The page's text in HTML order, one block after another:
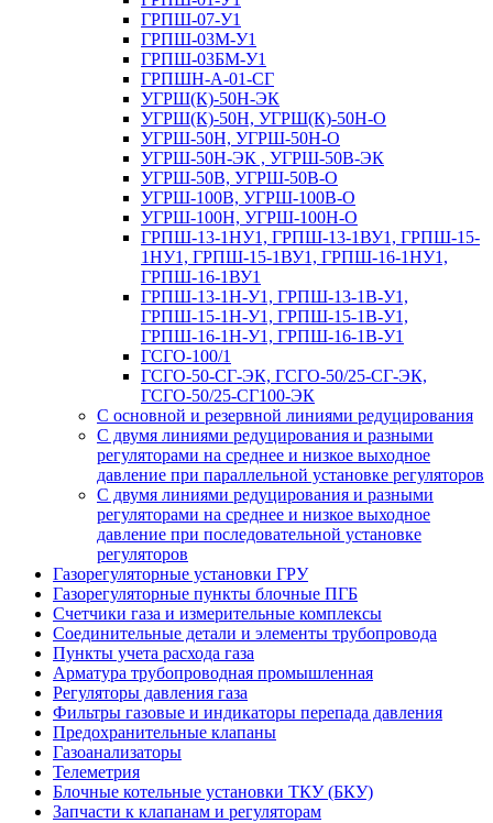
ГРПШ-07-У1
ГРПШ-03М-У1
ГРПШ-03БМ-У1
ГРПШН-А-01-СГ
УГРШ(К)-50Н-ЭК
УГРШ(К)-50Н, УГРШ(К)-50Н-О
УГРШ-50Н, УГРШ-50Н-О
УГРШ-50Н-ЭК , УГРШ-50В-ЭК
УГРШ-50В, УГРШ-50В-О
УГРШ-100В, УГРШ-100В-О
УГРШ-100Н, УГРШ-100Н-О
ГРПШ-13-1НУ1, ГРПШ-13-1ВУ1, ГРПШ-15-
1НУ1, ГРПШ-15-1ВУ1, ГРПШ-16-1НУ1,
ГРПШ-16-1ВУ1
ГРПШ-13-1Н-У1, ГРПШ-13-1В-У1,
ГРПШ-15-1Н-У1, ГРПШ-15-1В-У1,
ГРПШ-16-1Н-У1, ГРПШ-16-1В-У1
ГСГО-100/1
ГСГО-50-СГ-ЭК, ГСГО-50/25-СГ-ЭК,
ГСГО-50/25-СГ100-ЭК
С основной и резервной линиями редуцирования
С двумя линиями редуцирования и разными
регуляторами на среднее и низкое выходное
давление при параллельной установке регуляторов
С двумя линиями редуцирования и разными
регуляторами на среднее и низкое выходное
давление при последовательной установке
регуляторов
Газорегуляторные установки ГРУ
Газорегуляторные пункты блочные ПГБ
Счетчики газа и измерительные комплексы
Соединительные детали и элементы трубопровода
Пункты учета расхода газа
Арматура трубопроводная промышленная
Регуляторы давления газа
Фильтры газовые и индикаторы перепада давления
Предохранительные клапаны
Газоанализаторы
Телеметрия
Блочные котельные установки ТКУ (БКУ)
Запчасти к клапанам и регуляторам